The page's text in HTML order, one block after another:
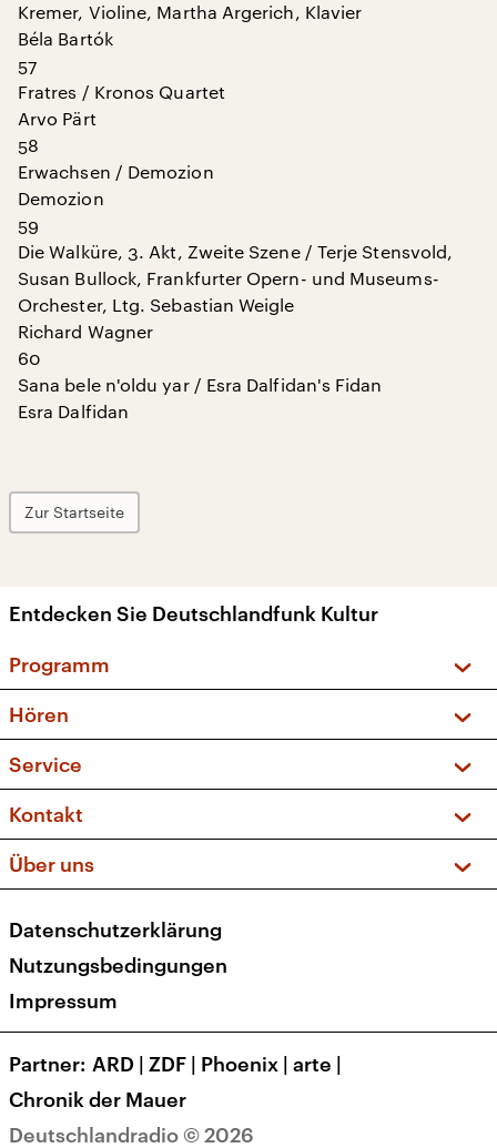
Kremer, Violine, Martha Argerich, Klavier
Béla Bartók
57
Fratres / Kronos Quartet
Arvo Pärt
58
Erwachsen / Demozion
Demozion
59
Die Walküre, 3. Akt, Zweite Szene / Terje Stensvold,
Susan Bullock, Frankfurter Opern- und Museums-
Orchester, Ltg. Sebastian Weigle
Richard Wagner
60
Sana bele n'oldu yar / Esra Dalfidan's Fidan
Esra Dalfidan
Zur Startseite
Entdecken Sie Deutschlandfunk Kultur
Programm
Sendungen und Podcasts
Musikliste
Kakadu – Das Kinderprogramm
Hören
Frequenzen (UKW + DAB+)
Service
FAQ
Apps
Newsletter
Veranstaltungen
Kontakt
Social Media
Über uns
Presse
Karriere
Transparenz
Deutschlandradio © 2026
Datenschutzerklärung
Nutzungsbedingungen
Impressum
Partner ARD | ZDF | Phoenix | arte |
Chronik der Mauer